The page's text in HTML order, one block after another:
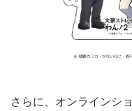
さらに、オンラインシ